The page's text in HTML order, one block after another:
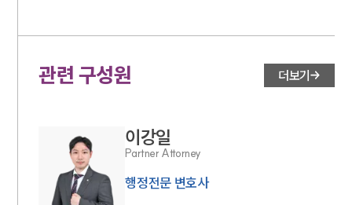
관련 구성원 더보기
이강일
Partner Attorney
행정전문 변호사